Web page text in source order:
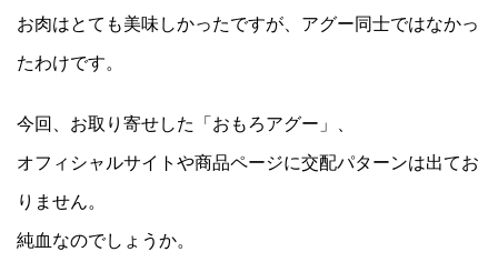
お肉はとても美味しかったですが、アグー同士ではなかっ
たわけです。
今回、お取り寄せした「おもろアグー」、
オフィシャルサイトや商品ページに交配パターンは出てお
りません。
純血なのでしょうか。